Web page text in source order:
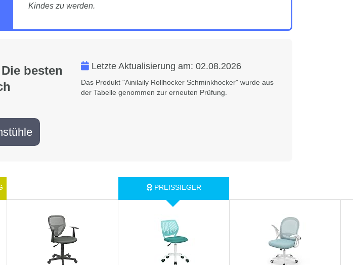
Kindes zu werden.
besten
Letzte Aktualisierung am: 02.08.2026
Das Produkt "Ainilaily Rollhocker Schminkhocker" wurde aus
der Tabelle genommen zur erneuten Prüfung.